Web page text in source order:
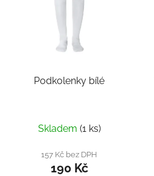
Podkolenky bílé
Skladem (1 ks)
157 Kč bez DPH
190 Kč